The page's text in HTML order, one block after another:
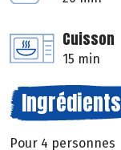
Cuisson
15 min
Ingrédients
Pour 4 personnes